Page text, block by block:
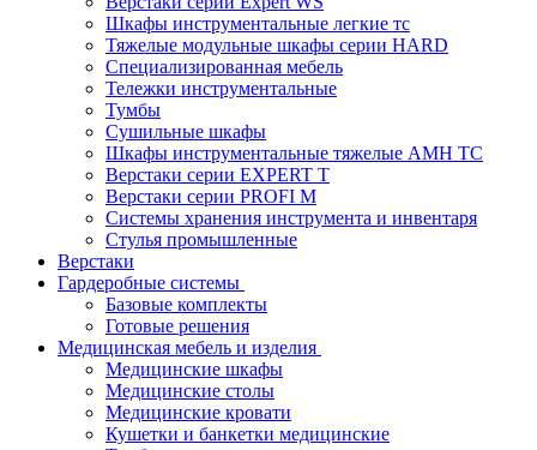
Шкафы инструментальные легкие тс
Тяжелые модульные шкафы серии HARD
Cпециализированная мебель
Тележки инструментальные
Тумбы
Cушильные шкафы
Шкафы инструментальные тяжелые AMH TC
Верстаки серии EXPERT T
Верстаки серии PROFI M
Системы хранения инструмента и инвентаря
Стулья промышленные
Верстаки
Гардеробные системы
Базовые комплекты
Готовые решения
Медицинская мебель и изделия
Медицинские шкафы
Медицинские столы
Медицинские кровати
Кушетки и банкетки медицинские